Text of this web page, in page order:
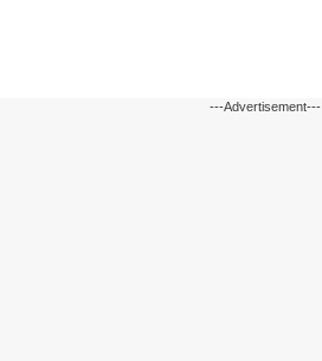
---Advertisement---